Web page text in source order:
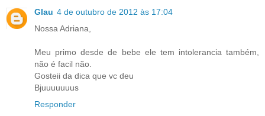
Glau 4 de outubro de 2012 às 17:04
Nossa Adriana,
Meu primo desde de bebe ele tem intolerancia também,
não é facil não.
Gosteii da dica que vc deu
Bjuuuuuuus
Responder